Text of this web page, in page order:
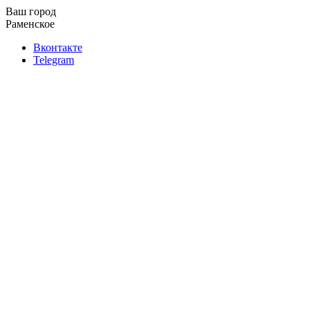
Ваш город
Раменское
Вконтакте
Telegram